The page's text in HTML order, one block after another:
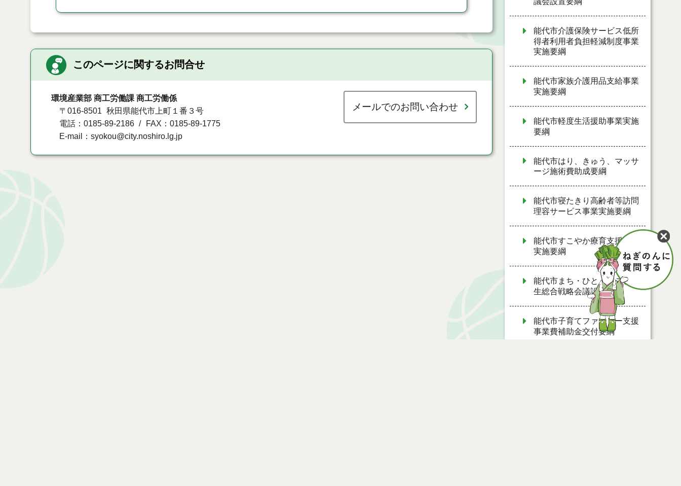
このページに関するお問合せ
環境産業部 商工労働課 商工労働係
〒016-8501
秋田県能代市上町１番３号
電話：0185-89-2186
FAX：0185-89-1775
E-mail：syokou@city.noshiro.lg.jp
メールでのお問い合わせ
能代市介護保険サービス低所
得者利用者負担軽減制度事業
実施要綱
能代市家族介護用品支給事業
実施要綱
能代市軽度生活援助事業実施
要綱
能代市はり、きゅう、マッサ
ージ施術費助成要綱
能代市寝たきり高齢者等訪問
理容サービス事業実施要綱
能代市すこやか療育支援事業
実施要綱
能代市まち・ひと・しごと創
生総合戦略会議設置要綱
能代市子育てファミリー支援
事業費補助金交付要綱